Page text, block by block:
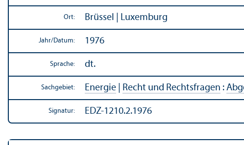
Ort: Brüssel | Luxemburg
Jahr/Datum: 1976
Sprache: dt.
Sachgebiet: Energie Recht und Rechts­fragen :
Signatur: EDZ-1210.2.1976